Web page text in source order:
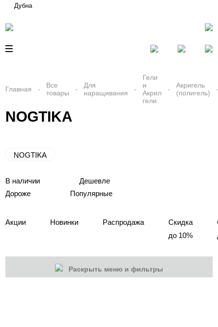
Дубна
Главная
Все
товары
Для
наращивания
Гели
и
Акрил
гели
Акригель
(полигель)
NOGTIKA
NOGTIKA
В наличии
Дешевле
Дороже
Популярные
Акции Новинки Распродажа
Скидка
до 10%
Раскрыть меню и фильтры